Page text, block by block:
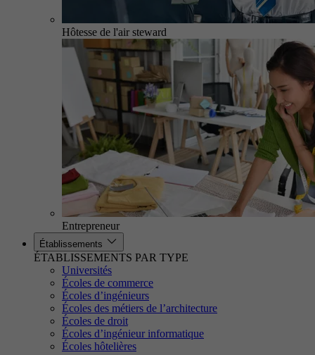
Hôtesse de l'air steward
Entrepreneur
Établissements
ÉTABLISSEMENTS PAR TYPE
Universités
Écoles de commerce
Écoles d’ingénieurs
Écoles des métiers de l’architecture
Écoles de droit
Écoles d’ingénieur informatique
Écoles hôtelières